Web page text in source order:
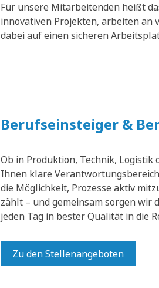
Für unsere Mitarbeitenden heißt
innovativen Projekten, arbeiten an
dabei auf einen sicheren
Berufseinsteiger &
Ob in Produktion, Technik,
Ihnen klare
die Möglichkeit, Prozesse aktiv
zählt – und gemeinsam sorgen wir
jeden Tag in bester Qualität in die
Zu den Stellenangeboten